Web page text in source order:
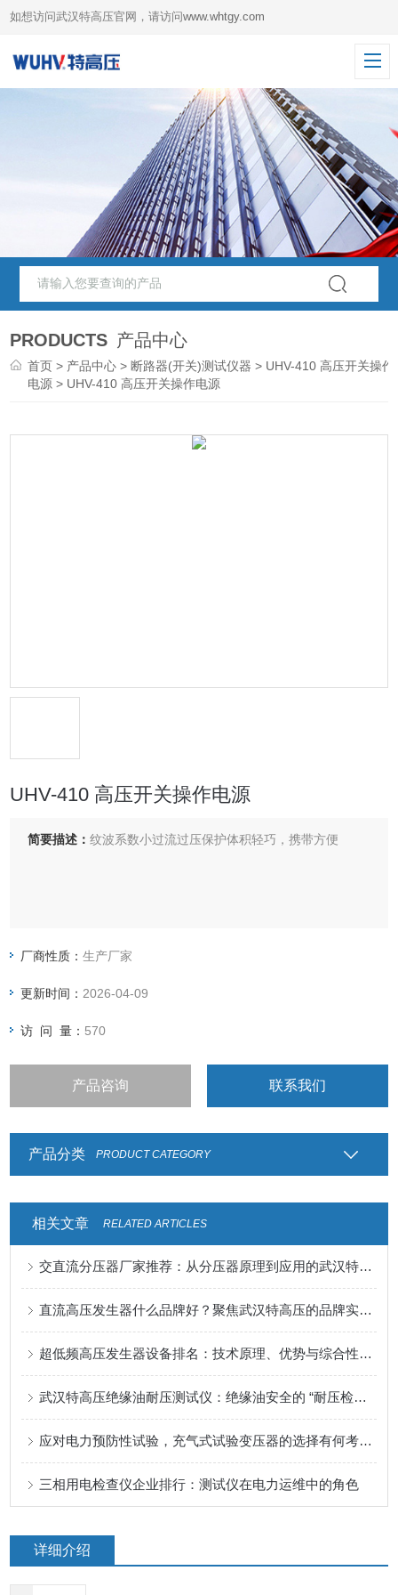
如想访问武汉特高压官网，请访问www.whtgy.com
PRODUCTS 产品中心
首页 > 产品中心 > 断路器(开关)测试仪器 > UHV-410 高压开关操作
电源 > UHV-410 高压开关操作电源
UHV-410 高压开关操作电源
简要描述：纹波系数小过流过压保护体积轻巧，携带方便
厂商性质：生产厂家
更新时间： 2026-04-09
访 问 量： 570
产品咨询 联系我们
产品分类 PRODUCT CATEGORY
相关文章 RELATED ARTICLES
交直流分压器厂家推荐：从分压器原理到应用的武汉特高压方案探讨
直流高压发生器什么品牌好？聚焦武汉特高压的品牌实践与产品力
超低频高压发生器设备排名：技术原理、优势与综合性能观察
武汉特高压绝缘油耐压测试仪：绝缘油安全的 “耐压检测屏障”
应对电力预防性试验，充气式试验变压器的选择有何考量？
三相用电检查仪企业排行：测试仪在电力运维中的角色
详细介绍